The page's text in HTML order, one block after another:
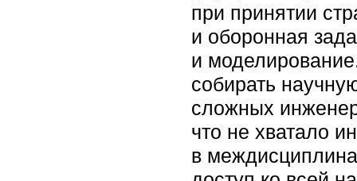
при принятии
и оборонная
и
собирать
сложных
что не хватало
в